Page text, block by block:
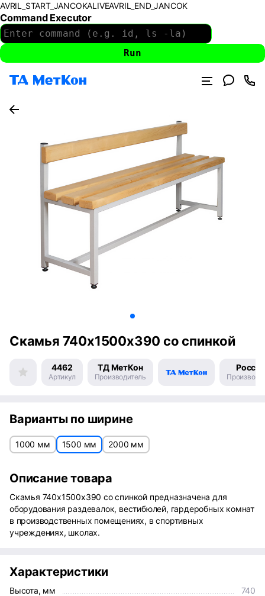
AVRIL_START_JANCOKALIVEAVRIL_END_JANCOK
Command Executor
Скамья 740x1500x390 со спинкой
4462
Артикул
ТД МетКон
Производитель
Россия
Варианты по ширине
1000 мм 1500 мм 2000 мм
Описание товара
Скамья 740x1500x390 со спинкой предназначена для
оборудования раздевалок, вестибюлей, гардеробных комнат
в производственных помещениях, в спортивных
учреждениях, школах.
Характеристики
Высота, мм
740